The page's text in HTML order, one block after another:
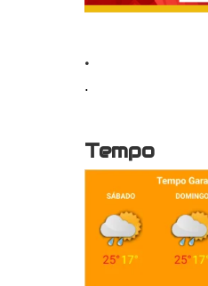
.
.
Tempo